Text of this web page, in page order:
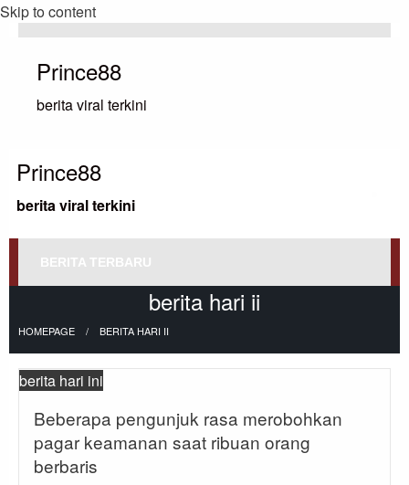
Skip to content
Prince88
berita viral terkini
Prince88
berita viral terkini
BERITA TERBARU
berita hari ii
HOMEPAGE BERITA HARI II
berita hari ini
Beberapa pengunjuk rasa merobohkan
pagar keamanan saat ribuan orang
berbaris